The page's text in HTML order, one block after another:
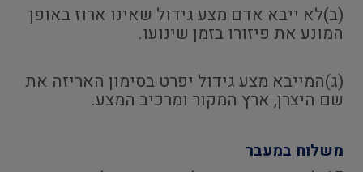
(ב)לא ייבא אדם מצע גידול שאינו ארוז באופן
המונע את פיזורו בזמן שינועו.
(ג)המייבא מצע גידול יפרט בסימון האריזה את
שם היצרן, ארץ המקור ומרכיב המצע.
משלוח במעבר